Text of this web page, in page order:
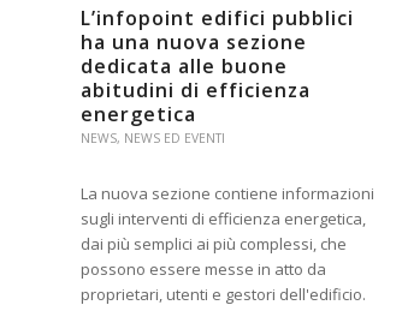
L’infopoint edifici pubblici
ha una nuova sezione
dedicata alle buone
abitudini di efficienza
energetica
NEWS, NEWS ED EVENTI
La nuova sezione contiene informazioni
sugli interventi di efficienza energetica,
dai più semplici ai più complessi, che
possono essere messe in atto da
proprietari, utenti e gestori dell'edificio.